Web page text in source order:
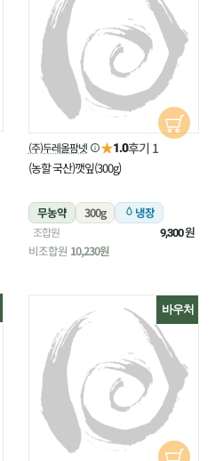
(주)두레올팜넷 ★1.0후기 1
(농할 국산)깻잎(300g)
무농약 300g 냉장
조합원 9,300원
비조합원 10,230원
바우처